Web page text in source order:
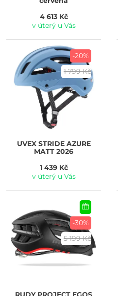
4 613 Kč
v úterý u Vás
-20%
1 799 Kč
UVEXSTRIDE AZURE
MATT 2026
1 439 Kč
v úterý u Vás
-30%
5 199 Kč